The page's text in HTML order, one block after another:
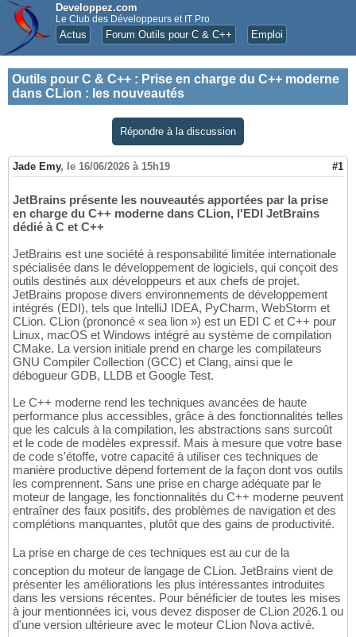
Developpez.com
Le Club des Développeurs et IT Pro
Actus Forum Outils pour C & C++ Emploi
Outils pour C & C++ : Prise en charge du C++ moderne
dans CLion : les nouveautés
Répondre à la discussion
Jade Emy, le 16/06/2026 à 15h19 #1
JetBrains présente les nouveautés apportées par la prise
en charge du C++ moderne dans CLion, l'EDI JetBrains
dédié à C et C++
JetBrains est une société à responsabilité limitée internationale
spécialisée dans le développement de logiciels, qui conçoit des
outils destinés aux développeurs et aux chefs de projet.
JetBrains propose divers environnements de développement
intégrés (EDI), tels que IntelliJ IDEA, PyCharm, WebStorm et
CLion. CLion (prononcé « sea lion ») est un EDI C et C++ pour
Linux, macOS et Windows intégré au système de compilation
CMake. La version initiale prend en charge les compilateurs
GNU Compiler Collection (GCC) et Clang, ainsi que le
débogueur GDB, LLDB et Google Test.
Le C++ moderne rend les techniques avancées de haute
performance plus accessibles, grâce à des fonctionnalités telles
que les calculs à la compilation, les abstractions sans surcoût
et le code de modèles expressif. Mais à mesure que votre base
de code s'étoffe, votre capacité à utiliser ces techniques de
manière productive dépend fortement de la façon dont vos outils
les comprennent. Sans une prise en charge adéquate par le
moteur de langage, les fonctionnalités du C++ moderne peuvent
entraîner des faux positifs, des problèmes de navigation et des
complétions manquantes, plutôt que des gains de productivité.
La prise en charge de ces techniques est au cur de la
conception du moteur de langage de CLion. JetBrains vient de
présenter les améliorations les plus intéressantes introduites
dans les versions récentes. Pour bénéficier de toutes les mises
à jour mentionnées ici, vous devez disposer de CLion 2026.1 ou
d'une version ultérieure avec le moteur CLion Nova activé.